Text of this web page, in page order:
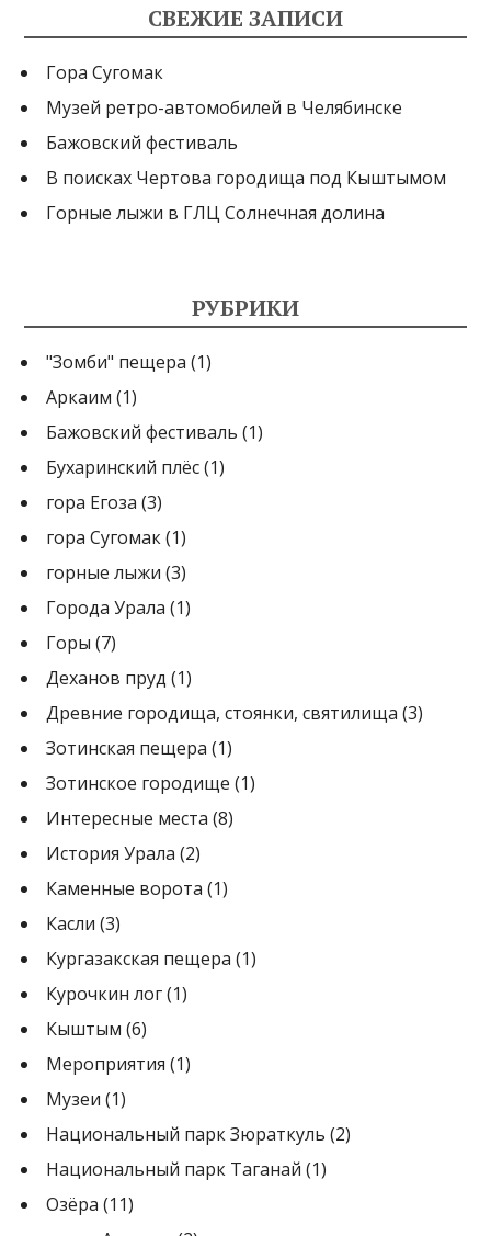
СВЕЖИЕ ЗАПИСИ
Гора Сугомак
Музей ретро-автомобилей в Челябинске
Бажовский фестиваль
В поисках Чертова городища под Кыштымом
Горные лыжи в ГЛЦ Солнечная долина
РУБРИКИ
"Зомби" пещера (1)
Аркаим (1)
Бажовский фестиваль (1)
Бухаринский плёс(1)
гора Егоза (3)
гора Сугомак(1)
горные лыжи (3)
Города Урала (1)
Горы (7)
Деханов пруд (1)
Древние городища, стоянки, святилища (3)
Зотинская пещера (1)
Зотинское городище (1)
Интересные места (8)
История Урала (2)
Каменные ворота (1)
Касли (3)
Кургазакская пещера (1)
Курочкин лог(1)
Кыштым (6)
Мероприятия (1)
Музеи (1)
Национальный парк Зюраткуль (2)
Национальный парк Таганай (1)
Озёра (11)